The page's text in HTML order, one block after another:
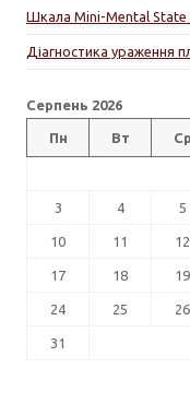
Шкала Mini-Mental State
Діагностика ураження
Серпень 2026
Пн Вт Ср
3 4 5
10 11 12
17 18 19
24 25 26
31